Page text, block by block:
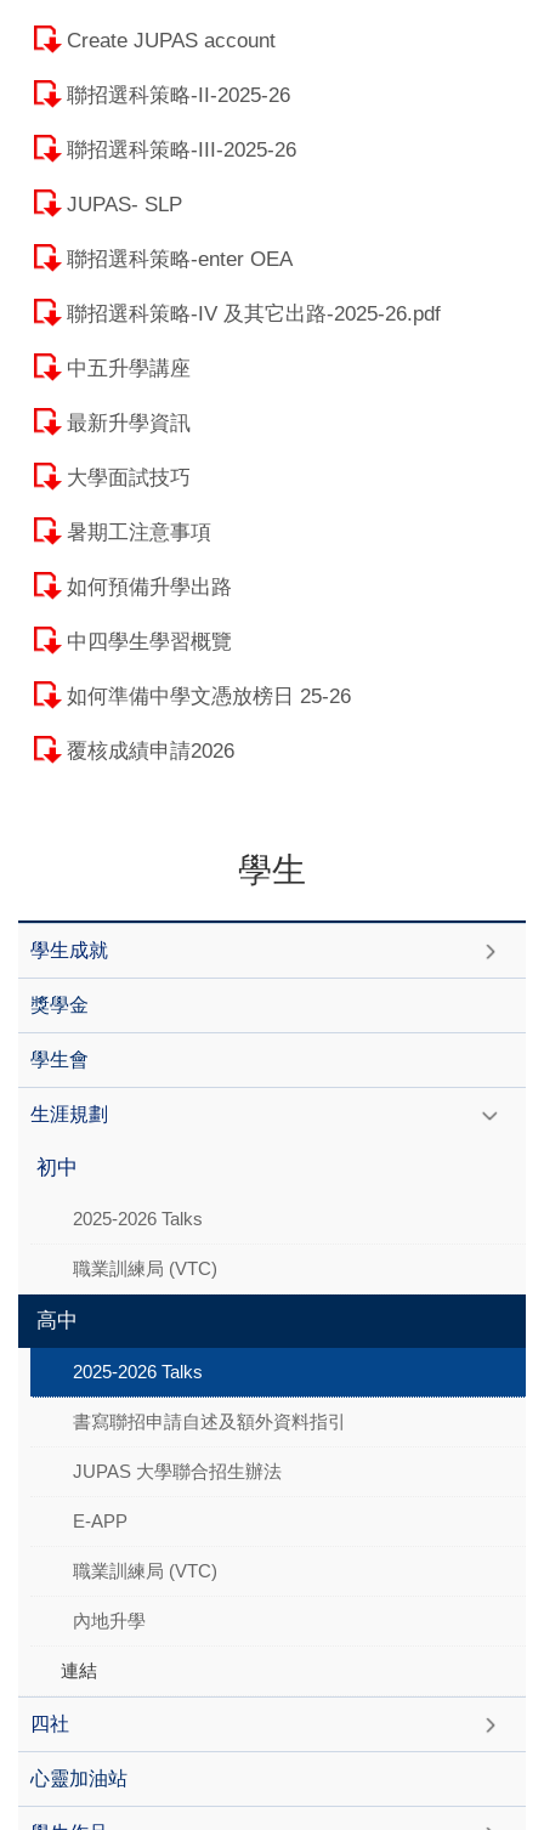
Create JUPAS account
聯招選科策略-II-2025-26
聯招選科策略-III-2025-26
JUPAS- SLP
聯招選科策略-enter OEA
聯招選科策略-IV 及其它出路-2025-26.pdf
中五升學講座
最新升學資訊
大學面試技巧
暑期工注意事項
如何預備升學出路
中四學生學習概覽
如何準備中學文憑放榜日 25-26
覆核成績申請2026
學生
學生成就
獎學金
學生會
生涯規劃
初中
2025-2026 Talks
職業訓練局 (VTC)
高中
2025-2026 Talks
書寫聯招申請自述及額外資料指引
JUPAS 大學聯合招生辦法
E-APP
職業訓練局 (VTC)
內地升學
連結
四社
心靈加油站